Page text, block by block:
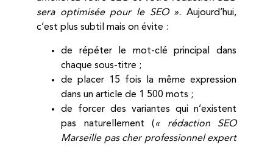
sera optimisée pour le SEO ». Aujourd’hui,
c’est plus subtil mais on évite :
de répéter le mot-clé principal dans
chaque sous-titre ;
de placer 15 fois la même expression
dans un article de 1 500 mots ;
de forcer des variantes qui n’existent
pas naturellement (« rédaction SEO
Marseille pas cher professionnel expert